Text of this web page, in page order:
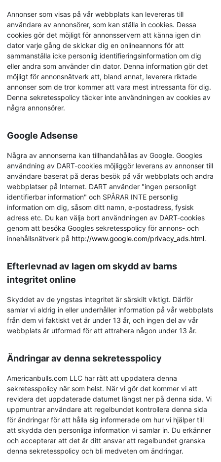
Annonser som visas på vår webbplats kan levereras till
användare av annonsörer, som kan ställa in cookies. Dessa
cookies gör det möjligt för annonsservern att känna igen din
dator varje gång de skickar dig en onlineannons för att
sammanställa icke personlig identifieringsinformation om dig
eller andra som använder din dator. Denna information gör det
möjligt för annonsnätverk att, bland annat, leverera riktade
annonser som de tror kommer att vara mest intressanta för dig.
Denna sekretesspolicy täcker inte användningen av cookies av
några annonsörer.
Google Adsense
Några av annonserna kan tillhandahållas av Google. Googles
användning av DART-cookies möjliggör leverans av annonser till
användare baserat på deras besök på vår webbplats och andra
webbplatser på Internet. DART använder "ingen personligt
identifierbar information" och SPÅRAR INTE personlig
information om dig, såsom ditt namn, e-postadress, fysisk
adress etc. Du kan välja bort användningen av DART-cookies
genom att besöka Googles sekretesspolicy för annons- och
innehållsnätverk på http://www.google.com/privacy_ads.html.
Efterlevnad av lagen om skydd av barns
integritet online
Skyddet av de yngstas integritet är särskilt viktigt. Därför
samlar vi aldrig in eller underhåller information på vår webbplats
från dem vi faktiskt vet är under 13 år, och ingen del av vår
webbplats är utformad för att attrahera någon under 13 år.
Ändringar av denna sekretesspolicy
Americanbulls.com LLC har rätt att uppdatera denna
sekretesspolicy när som helst. När vi gör det kommer vi att
revidera det uppdaterade datumet längst ner på denna sida. Vi
uppmuntrar användare att regelbundet kontrollera denna sida
för ändringar för att hålla sig informerade om hur vi hjälper till
att skydda den personliga information vi samlar in. Du erkänner
och accepterar att det är ditt ansvar att regelbundet granska
denna sekretesspolicy och bli medveten om ändringar.